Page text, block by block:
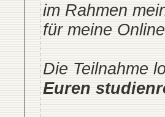
im Rahmen
für meine
Die Teilnahme
Euren